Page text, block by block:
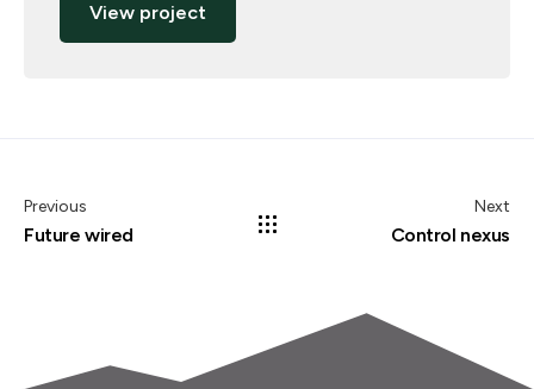
View project
Previous
Future wired
Next
Control nexus